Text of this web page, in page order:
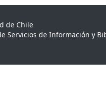
de Chile
Servicios de Información y